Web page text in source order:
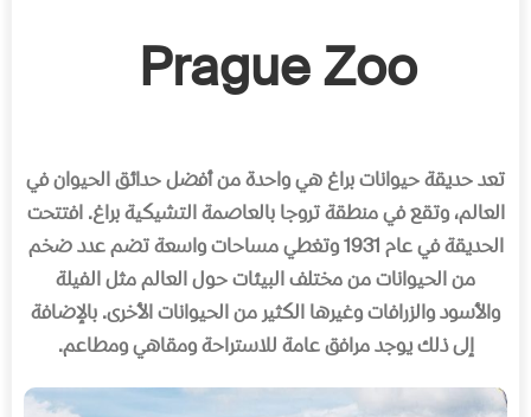
Prague Zoo
تعد حديقة حيوانات براغ هي واحدة من أفضل حدائق الحيوان في
العالم، وتقع في منطقة تروجا بالعاصمة التشيكية براغ.افتتحت
الحديقة في عام
وتغطي مساحات واسعة تضم عدد ضخم
من الحيوانات من مختلف البيئات حول العالم مثل الفيلة
والأسود والزرافات وغيرها الكثير من الحيوانات الأخرى.بالإضافة
إلى ذلك يوجد مرافق عامة للاستراحة ومقاهي ومطاعم.